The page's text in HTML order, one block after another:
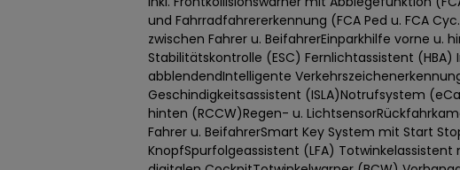
und Fahrradfahrererkennung (FCA Ped u. FCA
zwischen Fahrer u. BeifahrerEinparkhilfe vorne u.
Stabilitätskontrolle (ESC) Fernlichtassistent
abblendendIntelligente
Geschindigkeitsassistent (ISLA)Notrufsystem
hinten (RCCW)Regen- u.
Fahrer u. BeifahrerSmart Key System mit Start
KnopfSpurfolgeassistent (LFA)